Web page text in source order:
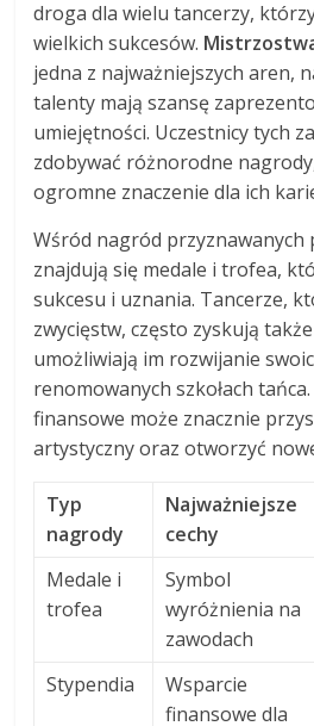
droga dla wielu tancerzy,
wielkich sukcesów.
jedna z najważniejszych aren,
talenty mają szansę
umiejętności. Uczestnicy tych
zdobywać różnorodne
ogromne znaczenie dla ich
Wśród nagród przyznawanych
znajdują się medale i trofea,
sukcesu i uznania. Tancerze,
zwycięstw, często zyskują także
umożliwiają im rozwijanie
renomowanych szkołach
finansowe może znacznie
artystyczny oraz otworzyć
Typ
nagrody
Najważniejsze
cechy
Medale i
trofea
Symbol
wyróżnienia na
zawodach
Stypendia
Wsparcie
finansowe dla